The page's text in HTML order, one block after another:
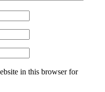
in this browser for